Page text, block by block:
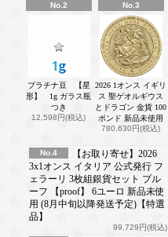
No.2
プラチナ豆 【星
形】 1g ガラス瓶
つき
12,598円(税込)
No.3
2026 1オンス イギリ
ス 聖ゲオルギウス
とドラゴン 金貨 100
ポンド 新品未使用
780,630円(税込)
No.4
【お取り寄せ】2026
3x1オンス イタリア 公式発行 フ
ェラーリ 3枚組銀貨セット プル
ーフ 【proof】 6ユーロ 新品未使
用 (8月中旬以降発送予定)【特選
品】
99,729円(税込)